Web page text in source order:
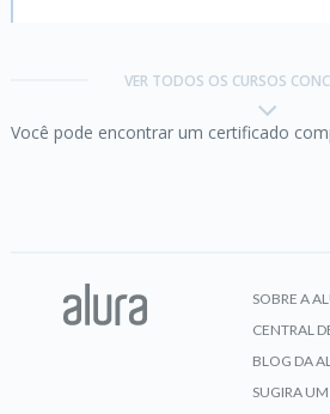
VER TODOS OS CURSOS
Você pode encontrar um certificado
SOBRE A
CENTRAL
BLOG DA
SUGIRA